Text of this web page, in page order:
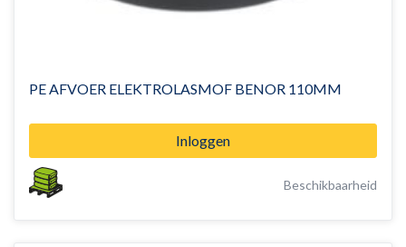
PE AFVOER ELEKTROLASMOF BENOR 110MM
Inloggen
Beschikbaarheid